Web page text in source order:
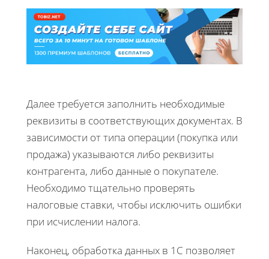
Далее требуется заполнить необходимые
реквизиты в соответствующих документах. В
зависимости от типа операции (покупка или
продажа) указываются либо реквизиты
контрагента, либо данные о покупателе.
Необходимо тщательно проверять
налоговые ставки, чтобы исключить ошибки
при исчислении налога.
Наконец, обработка данных в 1С позволяет